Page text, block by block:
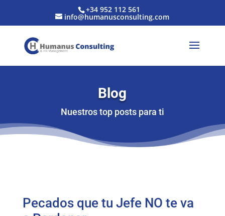
+34 952 112 561
info@humanusconsulting.com
Blog
Nuestros top posts para ti
Pecados que tu Jefe NO te va